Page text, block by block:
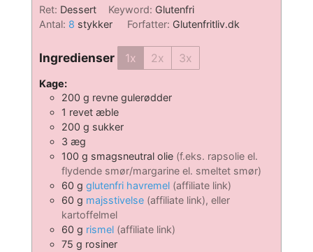
Ret: Dessert Keyword: Glutenfri
Antal: 8 stykker Forfatter: Glutenfritliv.dk
Ingredienser 1x 2x 3x
Kage:
200 g revne gulerødder
1 revet æble
200 g sukker
3 æg
100 g smagsneutral olie (f.eks. rapsolie el.
flydende smør/margarine el. smeltet smør)
60 g glutenfri havremel (affiliate link)
60 g majsstivelse (affiliate link), eller
kartoffelmel
60 g rismel (affiliate link)
75 g rosiner